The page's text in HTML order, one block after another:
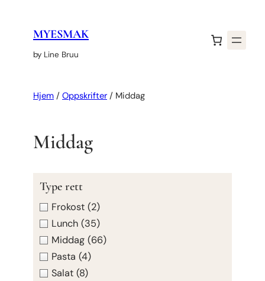
innholdMYESMAK
by Line Bruu
Hjem / Oppskrifter / Middag
Middag
Type rett
Frokost (2)
Lunch (35)
Middag (66)
Pasta (4)
Salat (8)